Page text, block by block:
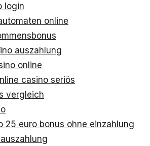
login
online
auszahlung
online
casino seriös
vergleich
25 euro bonus ohne einzahlung